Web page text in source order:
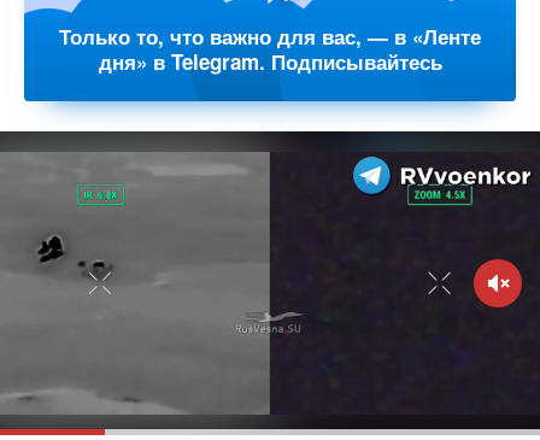
Только то, что важно для вас, — в «Ленте
дня» в Telegram. Подписывайтесь